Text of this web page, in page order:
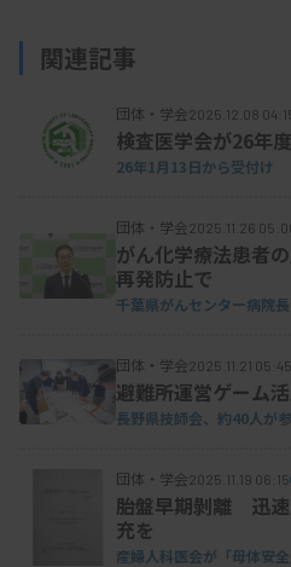
関連記事
団体・学会2025.12.08
検査医学会が26年
26年1月13日から受付け
団体・学会2025.11.26
がん化学療法患者
再発防止で
千葉県がんセンター病院
団体・学会2025.11.21 05:45
避難所運営ゲーム
長野県技師会、約40人が
団体・学会2025.11.19 06:15
胎盤早期剝離 迅
充を
産婦人科医会が「母体安